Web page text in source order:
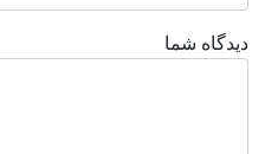
دیدگاه شما